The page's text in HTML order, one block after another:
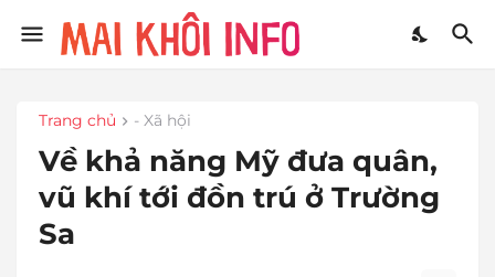
Trang chủ - Xã hội
Về khả năng Mỹ đưa quân,
vũ khí tới đồn trú ở Trường
Sa